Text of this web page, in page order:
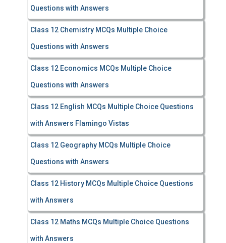
Questions with Answers
Class 12 Chemistry MCQs Multiple Choice
Questions with Answers
Class 12 Economics MCQs Multiple Choice
Questions with Answers
Class 12 English MCQs Multiple Choice Questions
with Answers Flamingo Vistas
Class 12 Geography MCQs Multiple Choice
Questions with Answers
Class 12 History MCQs Multiple Choice Questions
with Answers
Class 12 Maths MCQs Multiple Choice Questions
with Answers